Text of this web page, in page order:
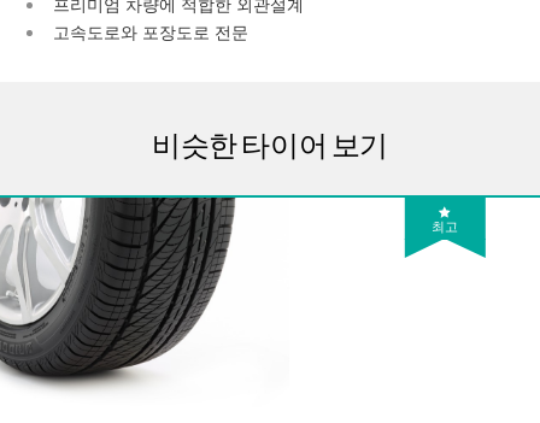
프리미엄 차량에 적합한 외관설계
고속도로와 포장도로 전문
비슷한 타이어 보기
최고